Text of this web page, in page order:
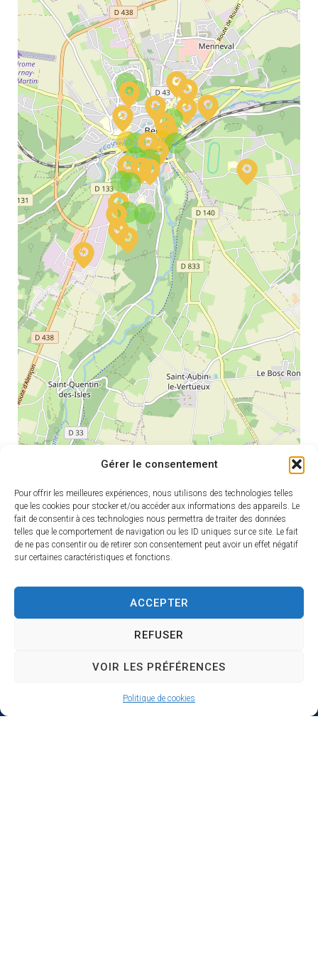
Gérer le consentement
Pour offrir les meilleures expériences, nous utilisons des technologies telles
que les cookies pour stocker et/ou accéder aux informations des appareils. Le
fait de consentir à ces technologies nous permettra de traiter des données
telles que le comportement de navigation ou les ID uniques sur ce site. Le fait
de ne pas consentir ou de retirer son consentement peut avoir un effet négatif
sur certaines caractéristiques et fonctions.
ACCEPTER
REFUSER
VOIR LES PRÉFÉRENCES
Politique de cookies
5
4 3
4
2
2
2
10
2
2
13
2
5